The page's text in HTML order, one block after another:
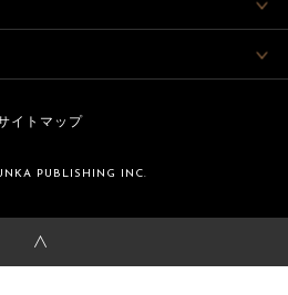
イトマップ
PUBLISHING INC.